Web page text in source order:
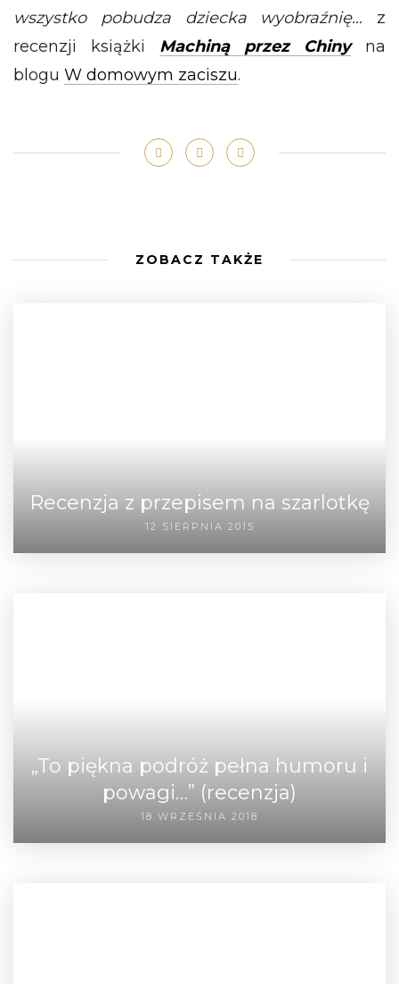
wszystko pobudza dziecka wyobraźnię… z
recenzji książki Machiną przez Chinyna
blogu W domowym zaciszu.
ZOBACZ TAKŻE
Recenzja z przepisem na szarlotkę
12 SIERPNIA 2015
„To piękna podróż pełna humoru i
powagi…” (recenzja)
18 WRZEŚNIA 2018